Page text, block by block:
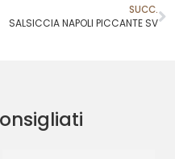
SUCC.
SALSICCIA NAPOLI PICCANTE SV